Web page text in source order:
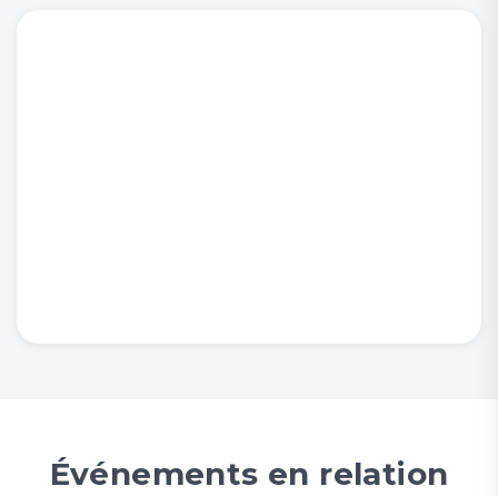
Événements en relation